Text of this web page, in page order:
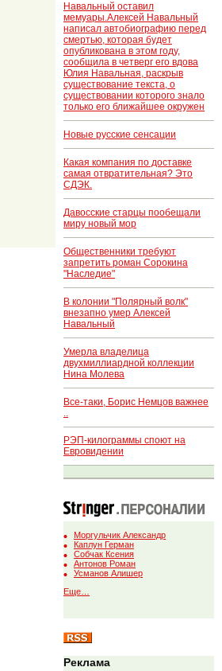
Навальный оставил
мемуары.Алексей Навальный
написал автобиографию перед
смертью, которая будет
опубликована в этом году,
сообщила в четверг его вдова
Юлия Навальная, раскрыв
существование текста, о
существовании которого знало
только его ближайшее окружен
Новые русские сенсации
Какая компания по доставке
самая отвратительная? Это
СДЭК.
Давосские старцы пообещали
миру новый мор
Общественники требуют
запретить роман Сорокина
"Наследие"
В колонии "Полярный волк"
внезапно умер Алексей
Навальный
Умерла владелица
двухмиллиардной коллекции
Нина Молева
Все-таки, Борис Немцов важнее
РЭП-килограммы споют на
Евровидении
Моргульчик Александр
Каплун Герман
Собчак Ксения
Антонов Роман
Усманов Алишер
Еще…
Реклама